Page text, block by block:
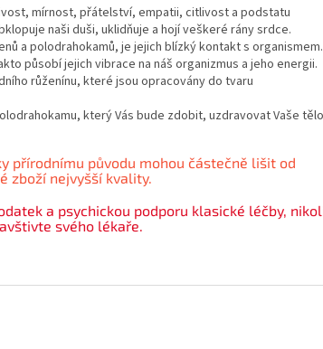
mírnost, přátelství, empatii, citlivost a podstatu
naši duši, uklidňuje a hojí veškeré rány srdce.
a polodrahokamů, je jejich blízký kontakt s organismem.
působí jejich vibrace na náš organizmus a jeho energii.
růženínu, které jsou opracovány do tvaru
který Vás bude zdobit, uzdravovat Vaše
přírodnímu původu mohou částečně lišit od
zboží nejvyšší kvality.
a psychickou podporu klasické léčby,
svého lékaře.